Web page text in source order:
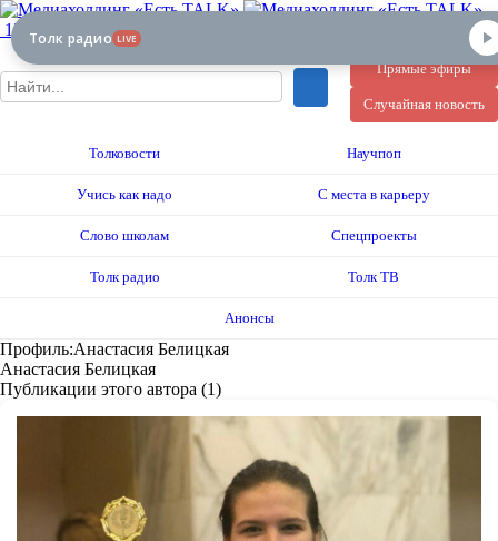
12+
Прямые эфиры
Случайная новость
Толковости Научпоп
Учись как надо С места в карьеру
Слово школам Спецпроекты
Толк радио Толк ТВ
Анонсы
Профиль:Анастасия Белицкая
Анастасия Белицкая
Публикации этого автора (1)
Толк радио LIVE